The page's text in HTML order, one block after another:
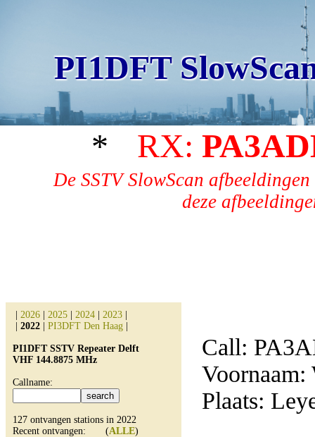
PI1DFT
* RX:
De SSTV SlowScan
deze
2026 2025 2024 2023
2022 PI3DFT Den Haag
PI1DFT SSTV Repeater Delft
VHF 144.8875 MHz
Callname:
127 ontvangen stations in 2022
Recent ontvangen: (ALLE)
Call:
Voornaam:
Plaats: